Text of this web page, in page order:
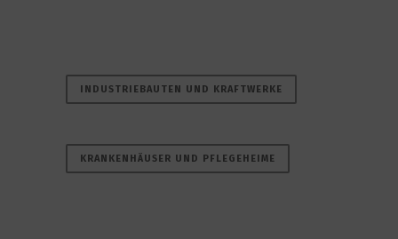
INDUSTRIEBAUTEN UND KRAFTWERKE
KRANKENHÄUSER UND PFLEGEHEIME